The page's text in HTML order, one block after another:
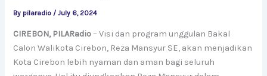
By pilaradio /July 6, 2024
CIREBON, PILARadio– Visi dan program unggulan Bakal
Calon Walikota Cirebon, Reza Mansyur SE, akan menjadikan
Kota Cirebon lebih nyaman dan aman bagi seluruh